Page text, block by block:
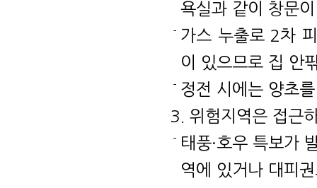
욕실과 같이 창문
가스 누출로 2차
이 있으므로 집 안
정전 시에는 양초
3. 위험지역은 접근
태풍·호우 특보가
역에 있거나 대피